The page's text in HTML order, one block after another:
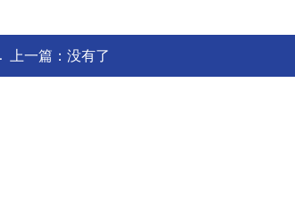
上一篇：没有了